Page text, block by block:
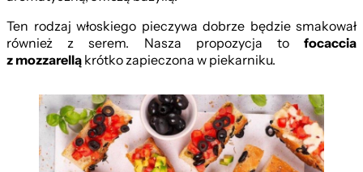
Ten rodzaj włoskiego pieczywa dobrze będzie smakował
również z serem. Nasza propozycja to focaccia
z mozzarelląkrótko zapieczona w piekarniku.